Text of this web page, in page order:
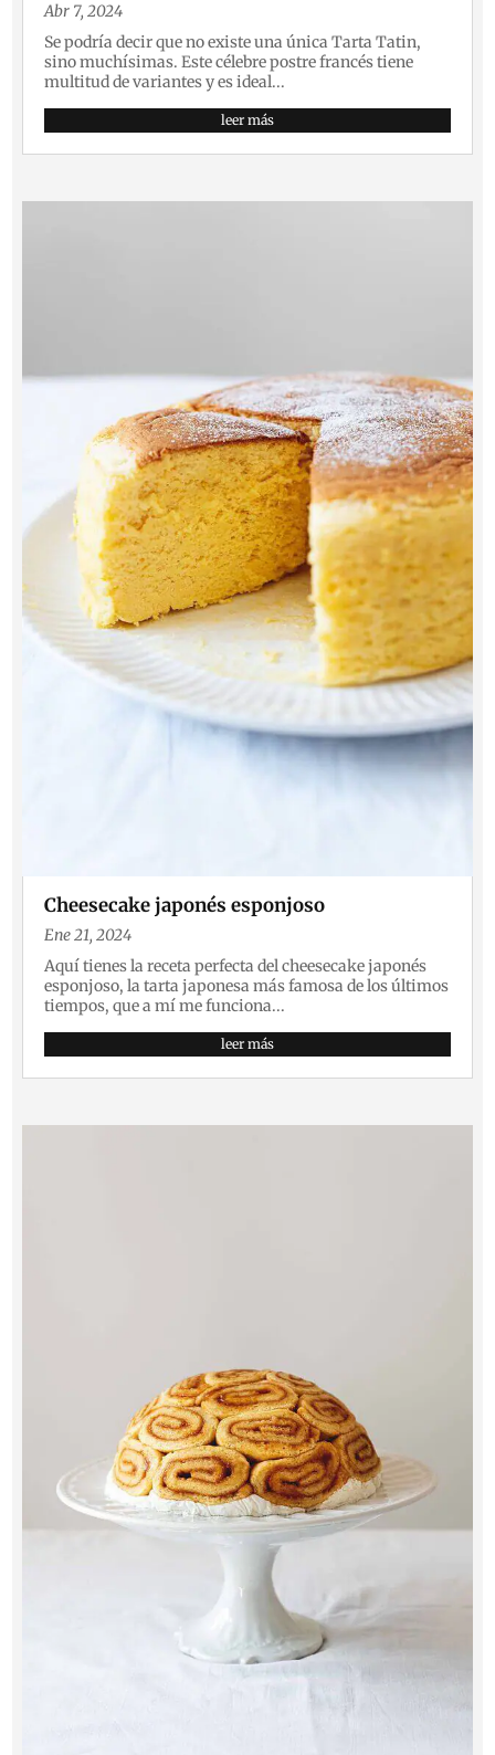
Abr 7, 2024
Se podría decir que no existe una única Tarta Tatin,
sino muchísimas. Este célebre postre francés tiene
multitud de variantes y es ideal...
leer más
Cheesecake japonés esponjoso
Ene 21, 2024
Aquí tienes la receta perfecta del cheesecake japonés
esponjoso, la tarta japonesa más famosa de los últimos
tiempos, que a mí me funciona...
leer más